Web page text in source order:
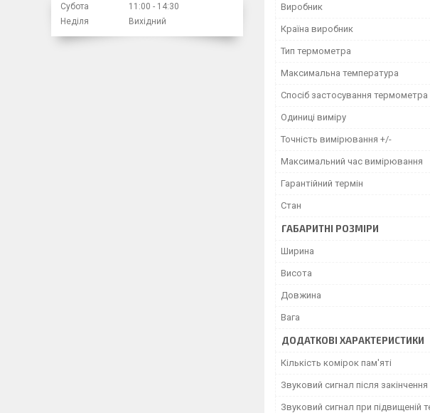
Виробник
Країна виробник
Тип термометра
Максимальна температура
Спосіб застосування термометра
Одиниці виміру
Точність вимірювання +/-
Максимальний час вимірювання
Гарантійний термін
Стан
ГАБАРИТНІ РОЗМІРИ
Ширина
Висота
Довжина
Вага
ДОДАТКОВІ ХАРАКТЕРИСТИКИ
Кількість комірок пам'яті
Звуковий сигнал після
Звуковий сигнал при підвищеній
Субота
11:00
14:30
Неділя
Вихідний